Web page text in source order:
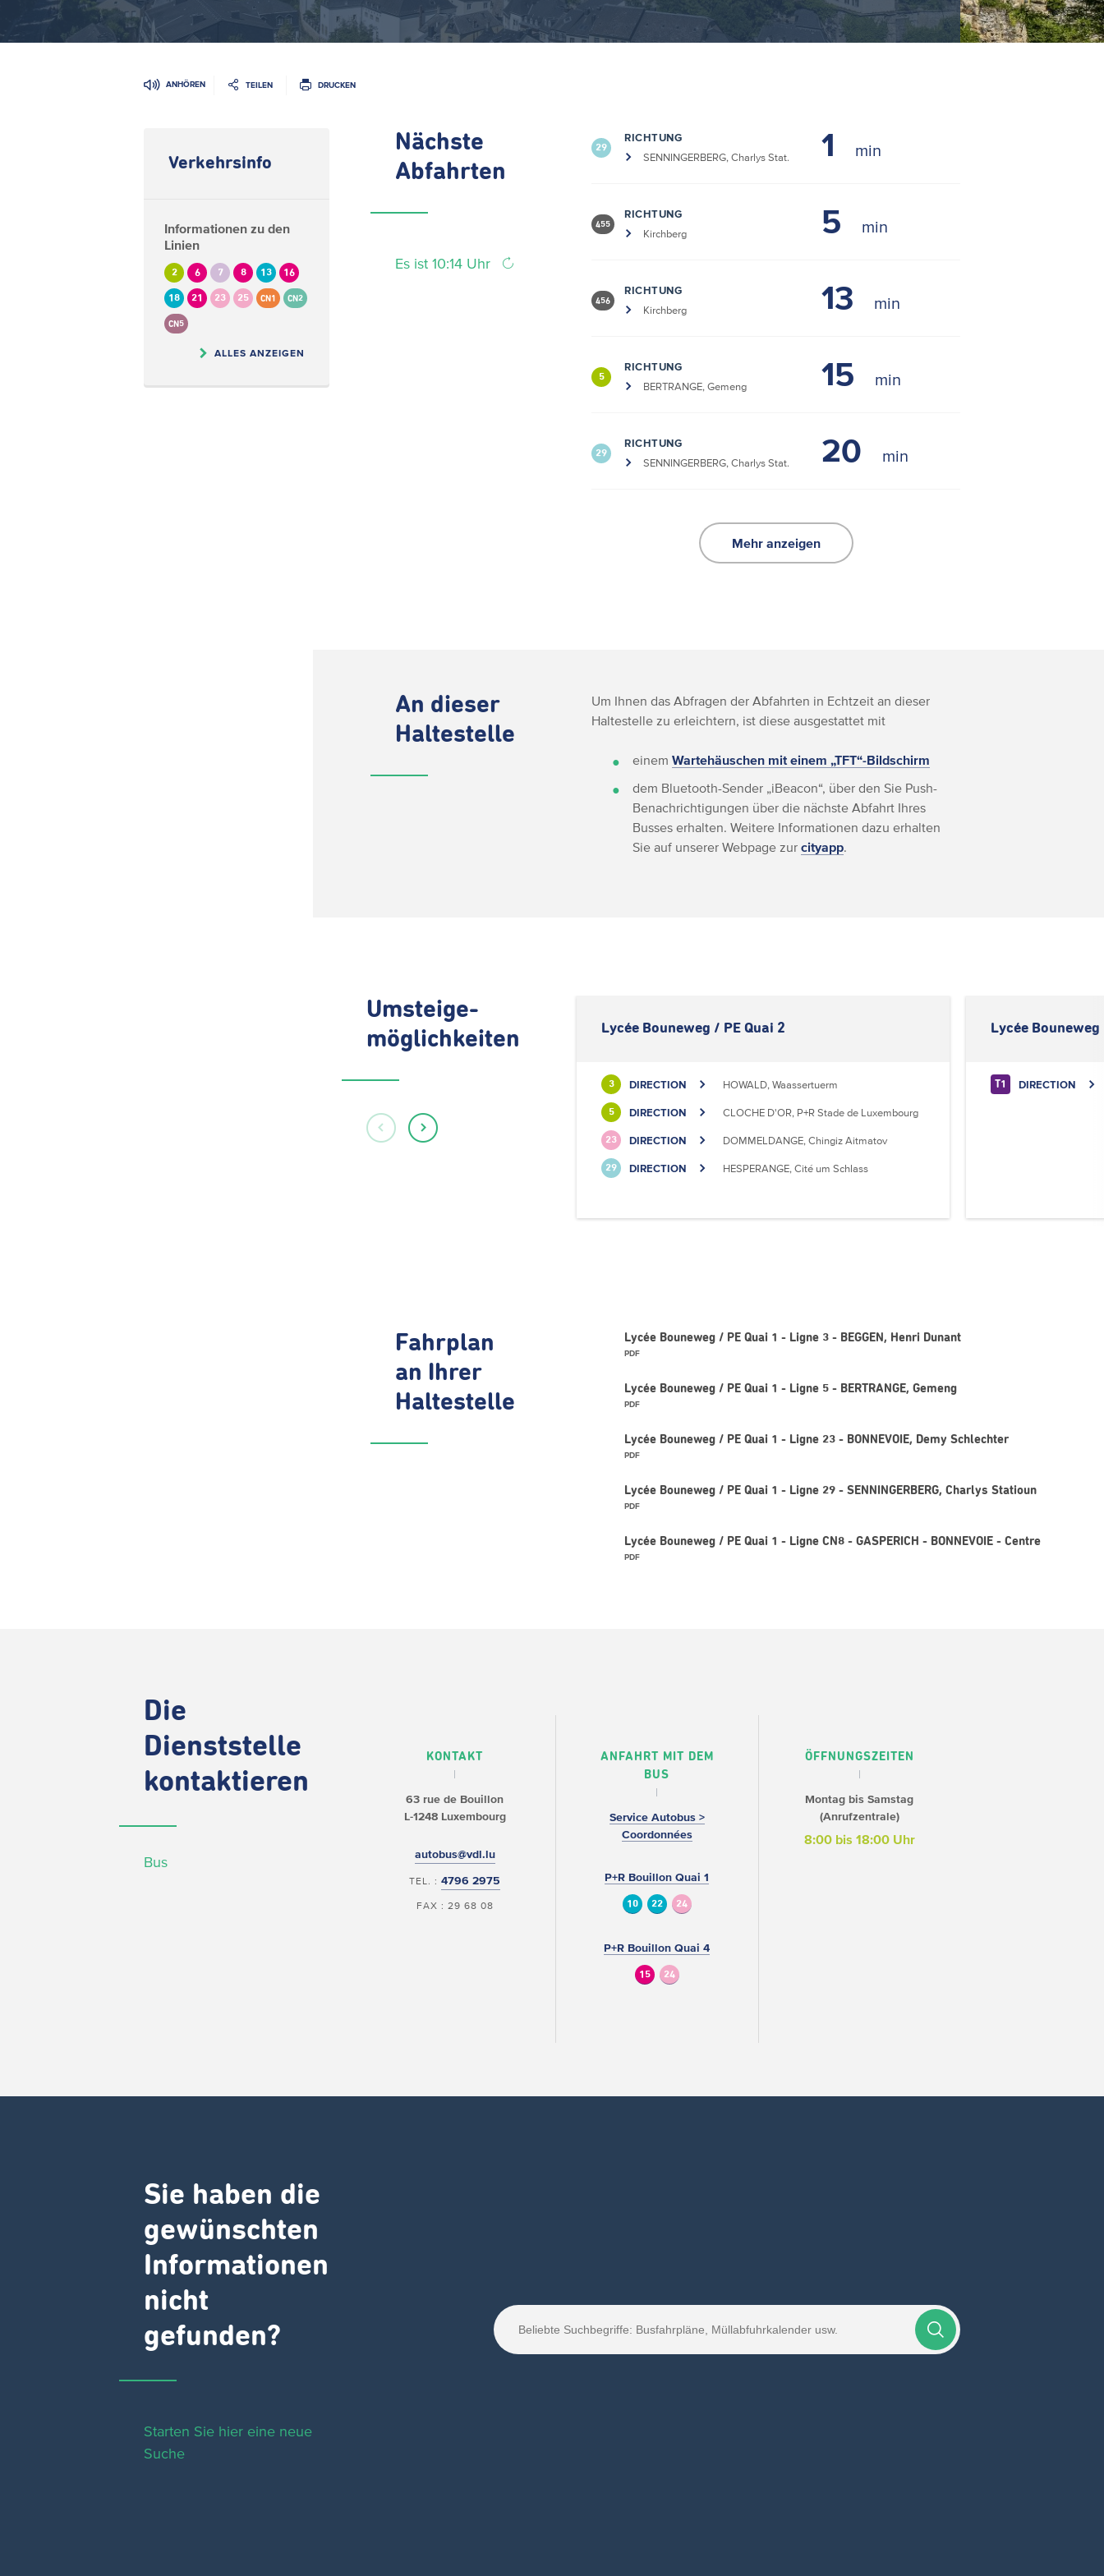
ANHÖREN TEILEN DRUCKEN
Verkehrsinfo
Informationen zu den
Linien
2 6 7 8 13 16
18 21 23 25 CN1 CN2
CN5
ALLES ANZEIGEN
Nächste
Abfahrten
Es ist 10:14 Uhr
29
RICHTUNG
SENNINGERBERG, Charlys Stat.
1
455
RICHTUNG
Kirchberg
5
456
RICHTUNG
Kirchberg
13
5
RICHTUNG
BERTRANGE, Gemeng
15
29
RICHTUNG
SENNINGERBERG, Charlys Stat.
20
Mehr anzeigen
An dieser
Haltestelle
Um Ihnen das Abfragen der Abfahrten in Echtzeit an dieser
Haltestelle zu erleichtern, ist diese ausgestattet mit
einemWartehäuschen mit einem „TFT“-Bildschirm
dem Bluetooth-Sender „iBeacon“, über den Sie Push-
Benachrichtigungen über die nächste Abfahrt Ihres
Busses erhalten. Weitere Informationen dazu erhalten
Sie auf unserer Webpage zurcityapp.
Umsteige-
möglichkeiten
Lycée Bouneweg / PE Quai 2
3 DIRECTION HOWALD, Waassertuerm
5 DIRECTION CLOCHE D'OR, P+R Stade de Luxembourg
23 DIRECTION DOMMELDANGE, Chingiz Aitmatov
29 DIRECTION HESPERANGE, Cité um Schlass
Lycée Bouneweg
T1 DIRECTION
Fahrplan
an Ihrer
Haltestelle
Lycée Bouneweg / PE Quai 1 - Ligne 3 - BEGGEN, Henri Dunant
PDF
Lycée Bouneweg / PE Quai 1 - Ligne 5 - BERTRANGE, Gemeng
PDF
Lycée Bouneweg / PE Quai 1 - Ligne 23 - BONNEVOIE, Demy Schlechter
PDF
Lycée Bouneweg / PE Quai 1 - Ligne 29 - SENNINGERBERG, Charlys Statioun
PDF
Lycée Bouneweg / PE Quai 1 - Ligne CN8 - GASPERICH - BONNEVOIE - Centre
PDF
Die
Dienststelle
kontaktieren
Bus
KONTAKT
63 rue de Bouillon
L-1248 Luxembourg
autobus@vdl.lu
TEL. :4796 2975
FAX : 29 68 08
ANFAHRT MIT DEM
BUS
Service Autobus >
Coordonnées
P+R Bouillon Quai 1
10 22 24
P+R Bouillon Quai 4
15 24
ÖFFNUNGSZEITEN
Montag bis Samstag
(Anrufzentrale)
8:00 bis 18:00 Uhr
Sie haben die
gewünschten
Informationen
nicht
gefunden?
Starten Sie hier eine neue
Suche